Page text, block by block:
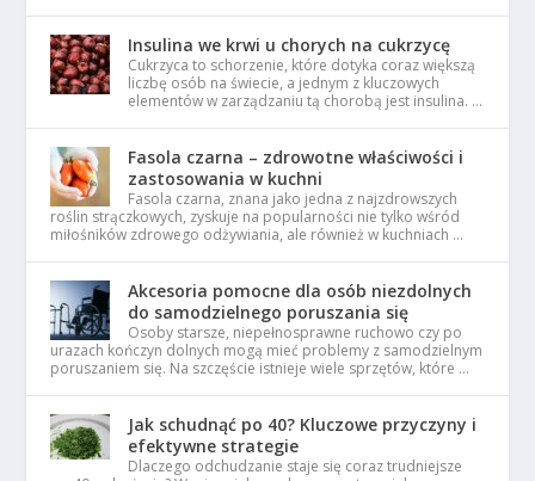
Insulina we krwi u chorych na cukrzycę
Cukrzyca to schorzenie, które dotyka coraz większą
liczbę osób na świecie, a jednym z kluczowych
elementów w zarządzaniu tą chorobą jest insulina. …
Fasola czarna – zdrowotne właściwości i
zastosowania w kuchni
Fasola czarna, znana jako jedna z najzdrowszych
roślin strączkowych, zyskuje na popularności nie tylko wśród
miłośników zdrowego odżywiania, ale również w kuchniach …
Akcesoria pomocne dla osób niezdolnych
do samodzielnego poruszania się
Osoby starsze, niepełnosprawne ruchowo czy po
urazach kończyn dolnych mogą mieć problemy z samodzielnym
poruszaniem się. Na szczęście istnieje wiele sprzętów, które …
Jak schudnąć po 40? Kluczowe przyczyny i
efektywne strategie
Dlaczego odchudzanie staje się coraz trudniejsze